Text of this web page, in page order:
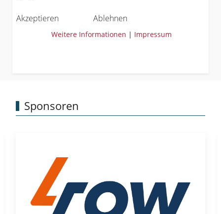
Sponsoren
Akzeptieren Ablehnen
Weitere Informationen | Impressum